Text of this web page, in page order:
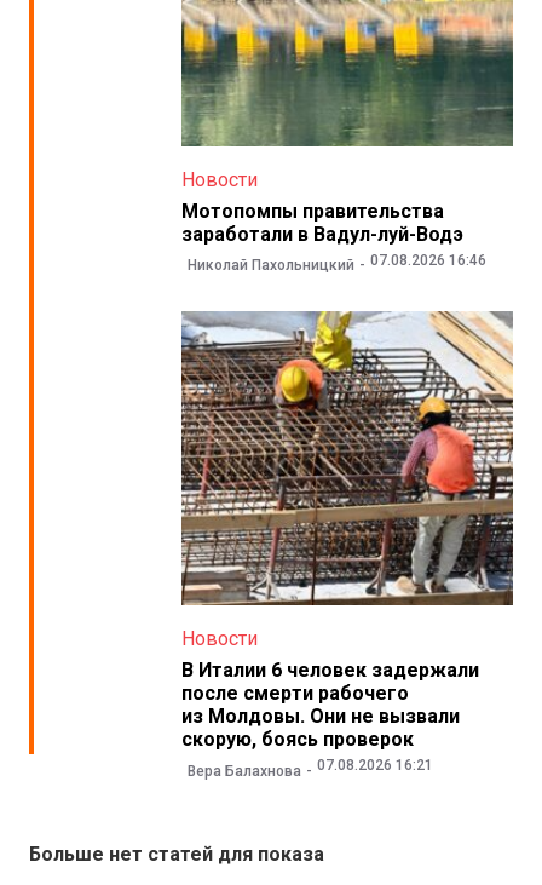
Новости
Мотопомпы правительства
заработали в Вадул-луй-Водэ
Николай Пахольницкий 07.08.2026 16:46
Новости
В Италии 6 человек задержали
после смерти рабочего
из Молдовы. Они не вызвали
скорую, боясь проверок
Вера Балахнова 07.08.2026 16:21
Больше нет статей для показа